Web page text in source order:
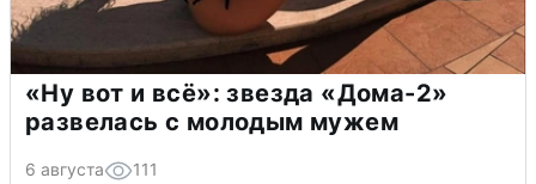
«Ну вот и всё»: звезда «Дома-2»
развелась с молодым мужем
6 августа 111